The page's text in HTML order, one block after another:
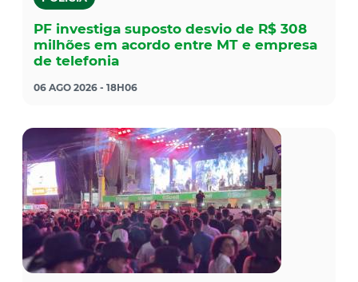
PF investiga suposto desvio de R$ 308
milhões em acordo entre MT e empresa
de telefonia
06 AGO 2026 - 18H06